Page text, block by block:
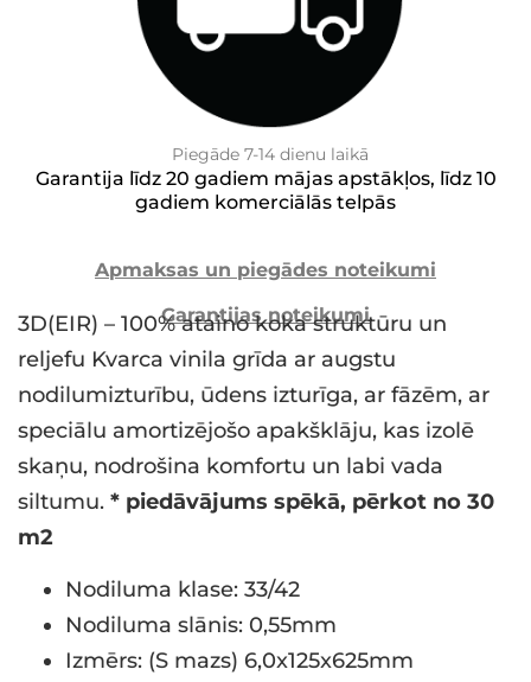
Piegāde 7-14 dienu laikā
Garantija līdz 20 gadiem mājas apstākļos, līdz 10
gadiem komerciālās telpās
Apmaksas un piegādes noteikumi
Garantijas noteikumi
3D(EIR) – 100% ataino koka struktūru un
reljefu Kvarca vinila grīda ar augstu
nodilumizturību, ūdens izturīga, ar fāzēm, ar
speciālu amortizējošo apakšklāju, kas izolē
skaņu, nodrošina komfortu un labi vada
siltumu. * piedāvājums spēkā, pērkot no 30
m2
Nodiluma klase: 33/42
Nodiluma slānis: 0,55mm
Izmērs: (S mazs) 6,0x125x625mm